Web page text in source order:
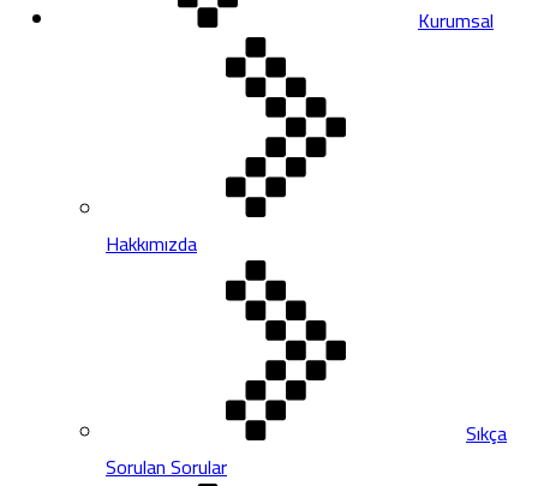
Kurumsal
Hakkımızda
Sıkça
Sorulan Sorular